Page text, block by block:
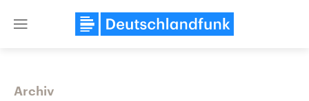
Close
Archiv